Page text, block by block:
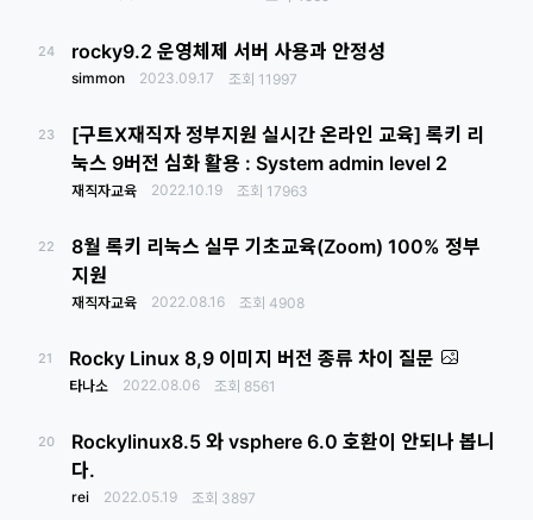
24 rocky9.2 운영체제 서버 사용과 안정성
simmon 2023.09.17 조회 11997
23
[구트X재직자 정부지원 실시간 온라인 교육] 록키 리
눅스 9버전 심화 활용 : System admin level 2
재직자교육 2022.10.19 조회 17963
22
8월 록키 리눅스 실무 기초교육(Zoom) 100% 정부
지원
재직자교육 2022.08.16 조회 4908
21 Rocky Linux 8,9 이미지 버전 종류 차이 질문
타나소 2022.08.06 조회 8561
20
Rockylinux8.5 와 vsphere 6.0 호환이 안되나 봅니
다.
rei 2022.05.19 조회 3897